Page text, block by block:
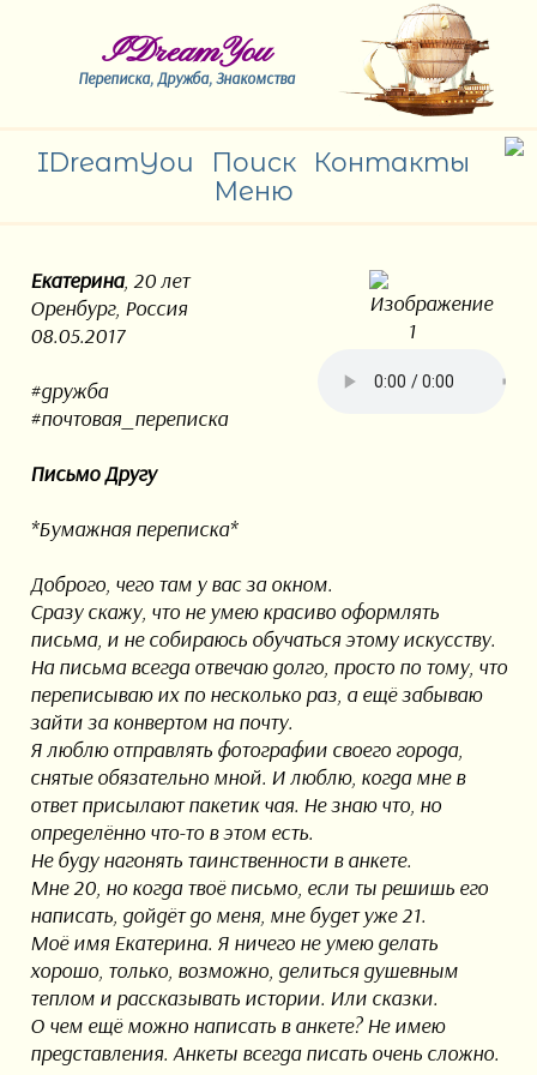
IDreamYou
Переписка, Дружба, Знакомства
IDreamYou Поиск
Контакты
Меню
Екатерина, 20 лет
Оренбург, Россия
08.05.2017
#дружба
#почтовая_переписка
Письмо Другу
*Бумажная переписка*
Доброго, чего там у вас за окном.
Сразу скажу, что не умею красиво оформлять
письма, и не собираюсь обучаться этому искусству.
На письма всегда отвечаю долго, просто по тому, что
переписываю их по несколько раз, а ещё забываю
зайти за конвертом на почту.
Я люблю отправлять фотографии своего города,
снятые обязательно мной. И люблю, когда мне в
ответ присылают пакетик чая. Не знаю что, но
определённо что-то в этом есть.
Не буду нагонять таинственности в анкете.
Мне 20, но когда твоё письмо, если ты решишь его
написать, дойдёт до меня, мне будет уже 21.
Моё имя Екатерина. Я ничего не умею делать
хорошо, только, возможно, делиться душевным
теплом и рассказывать истории. Или сказки.
О чем ещё можно написать в анкете? Не имею
представления. Анкеты всегда писать очень сложно.